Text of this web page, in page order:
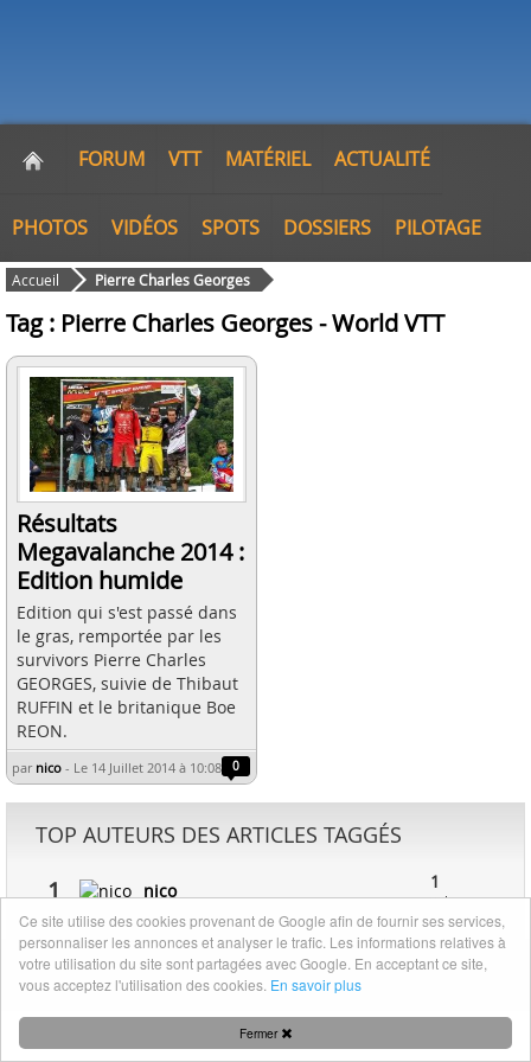
FORUM VTT MATÉRIEL ACTUALITÉ
PHOTOS VIDÉOS SPOTS DOSSIERS PILOTAGE
Accueil Pierre Charles Georges
Tag : Pierre Charles Georges - World VTT
Résultats
Megavalanche 2014 :
Edition humide
Edition qui s'est passé dans
le gras, remportée par les
survivors Pierre Charles
GEORGES, suivie de Thibaut
RUFFIN et le britanique Boe
REON.
par nico - Le 14 Juillet 2014 à 10:08 0
TOP AUTEURS DES ARTICLES TAGGÉS
1 nico 1
article
Mentions légales|Nous contacter
Fermer
Ce site utilise des cookies provenant de Google afin de fournir ses services,
personnaliser les annonces et analyser le trafic. Les informations relatives à
votre utilisation du site sont partagées avec Google. En acceptant ce site,
vous acceptez l'utilisation des cookies. En savoir plus